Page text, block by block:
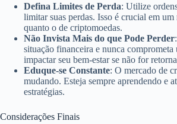
Defina Limites de Perda: Utilize
limitar suas perdas. Isso é crucial em
quanto o de criptomoedas.
Não Invista Mais do que Pode Perder
situação financeira e nunca comprometa
impactar seu bem-estar se não for
Eduque-se Constante: O mercado de
mudando. Esteja sempre aprendendo e
estratégias.
Considerações Finais